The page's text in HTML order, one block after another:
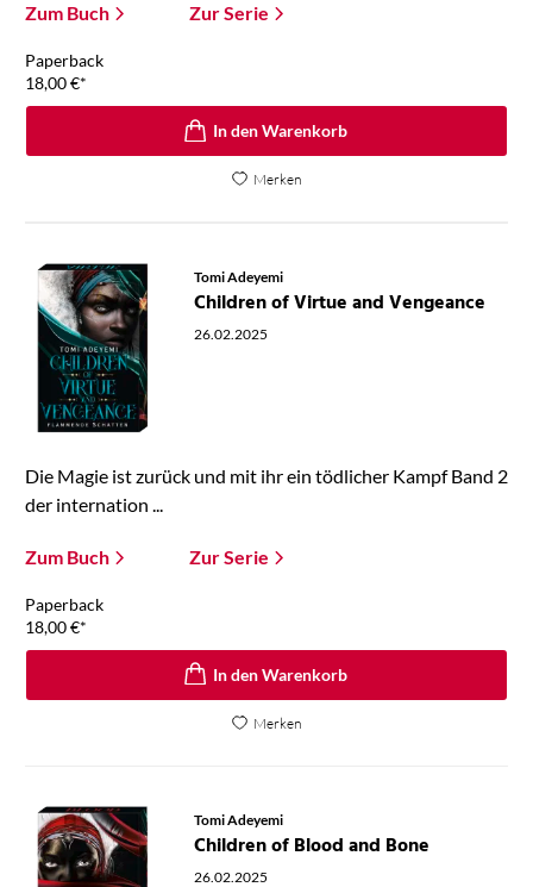
Zum Buch Zur Serie
Paperback
18,00€*
In den Warenkorb
Merken
Tomi Adeyemi
Children of Virtue and Vengeance
26.02.2025
Die Magie ist zurück und mit ihr ein tödlicher Kampf Band 2
der internation ...
Zum Buch Zur Serie
Paperback
18,00€*
In den Warenkorb
Merken
Tomi Adeyemi
Children of Blood and Bone
26.02.2025